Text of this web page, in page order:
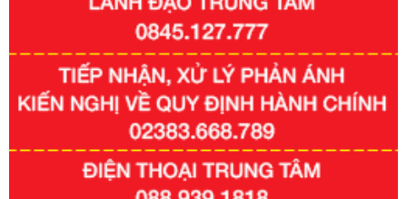
351/2025/NĐ-CP
Tên: Nghị định số 351/2025/NĐ-CP của Chính phủ: Quy
định chuẩn nghèo đa chiều quốc gia giai đoạn 2026 - 2030
Ngày ban hành: 29/12/2026